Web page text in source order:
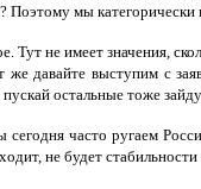
мы
Тут не имеет значения,
же давайте выступим с
остальные тоже
часто ругаем
не будет